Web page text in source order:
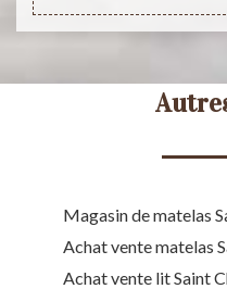
Magasin de matelas
Achat vente matelas
Achat vente lit Saint